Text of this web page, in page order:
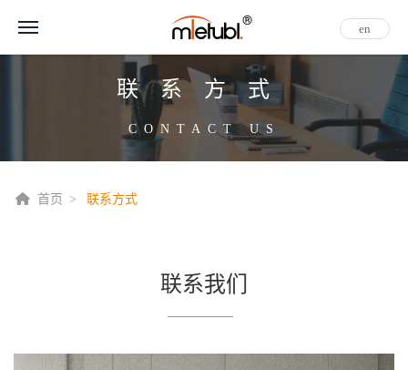
en
联系方式
CONTACT US
首页 联系方式
联系我们